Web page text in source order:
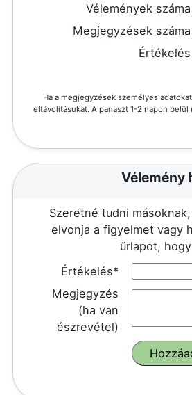
Vélemények száma
Megjegyzések száma
Értékelés
Ha a megjegyzések személyes
eltávolításukat. A panaszt 1-2 napon belül
Vélemény
Szeretné tudni
elvonja a figyelmet vagy
űrlapot,
Értékelés*
Megjegyzés
(ha van
észrevétel)